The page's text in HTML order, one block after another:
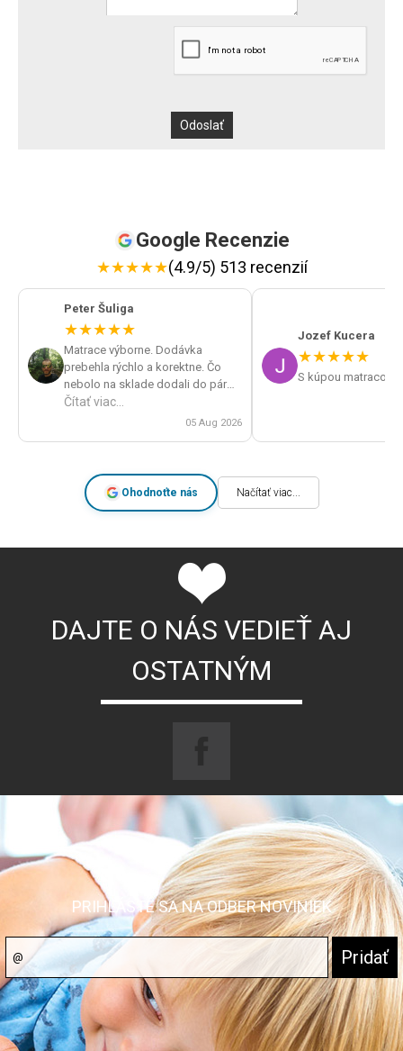
Google Recenzie
★★★★★(4.9/5) 513 recenzií
Peter Šuliga
★★★★★
Matrace výborne. Dodávka
prebehla rýchlo a korektne. Čo
nebolo na sklade dodali do pár
dní. Veľká spokojnosť a určite by
som obchod odporúčal.
Čítať viac...
05 Aug 2026
Jozef Kucera
★★★★★
S kúpou matracov
Ohodnoťte nás Načítať viac...
DAJTE O NÁS VEDIEŤ AJ
OSTATNÝM
PRIHLÁSTE SA NA ODBER NOVINIEK